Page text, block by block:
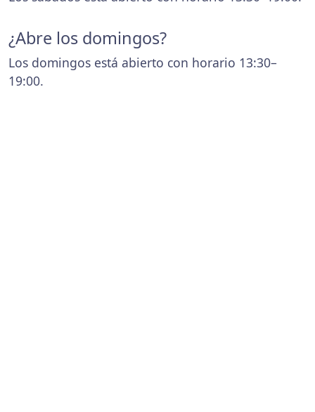
¿Abre los domingos?
Los domingos está abierto con horario 13:30–
19:00.